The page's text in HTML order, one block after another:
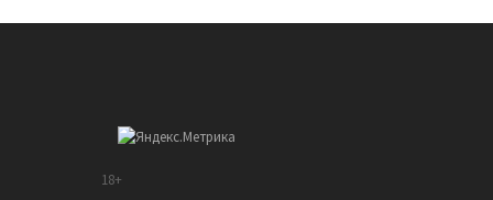
18+